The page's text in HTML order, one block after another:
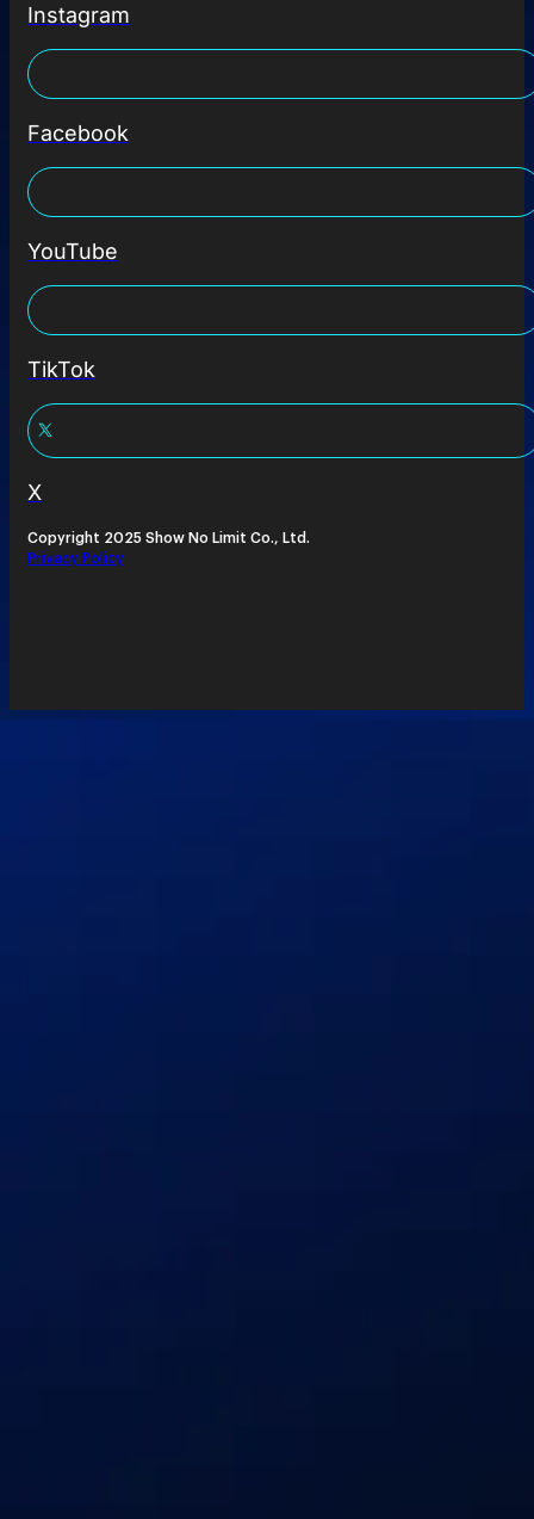
Instagram
Facebook
YouTube
TikTok
X
Copyright 2025 Show No Limit Co., Ltd.
Privacy Policy